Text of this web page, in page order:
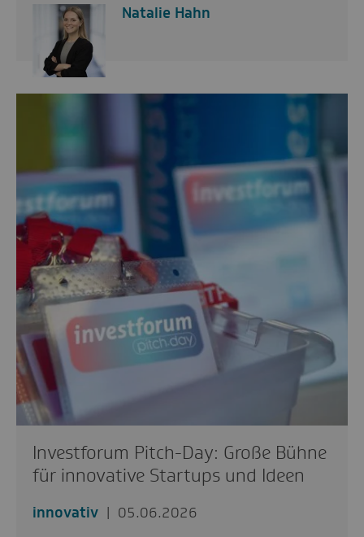
Natalie Hahn
Investforum Pitch-Day: Große Bühne
für innovative Startups und Ideen
innovativ
05.06.2026